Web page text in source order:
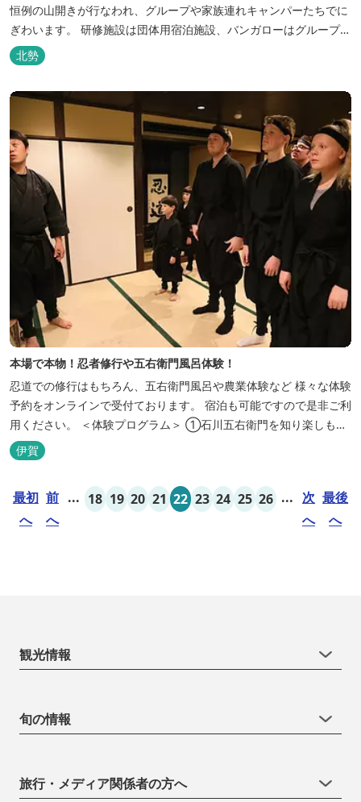
恒例の山開きが行なわれ、グループや家族連れキャンパーたちでに
ぎわいます。 研修施設は団体用宿泊施設、バンガローはグループ・
家族連れ用宿泊施設として、ハイキングやキャンプの拠点として最
適です。
北勢
本場で本物！忍者修行や五右衛門風呂体験！
忍道での修行はもちろん、五右衛門風呂や農業体験など 様々な体験
予約をオンラインで受付ております。 宿泊も可能ですので是非ご利
用ください。 ＜体験プログラム＞ ①石川五右衛門を知り楽しも
う！ ②忍者をめざそう！（入門・初級編） ③忍者の基礎体力づく
り！農業体験！ ④忍者の里山散策と忍者修行を楽しもう！（山中
伊賀
最初
へ
前
へ
... 18 19 20 21 22 23 24 25 26 ... 次
へ
最後
へ
観光情報
旬の情報
旅行・メディア関係者の方へ